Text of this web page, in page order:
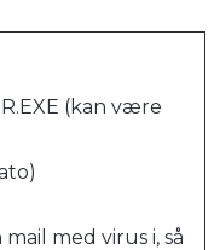
(kan være
med virus i, så